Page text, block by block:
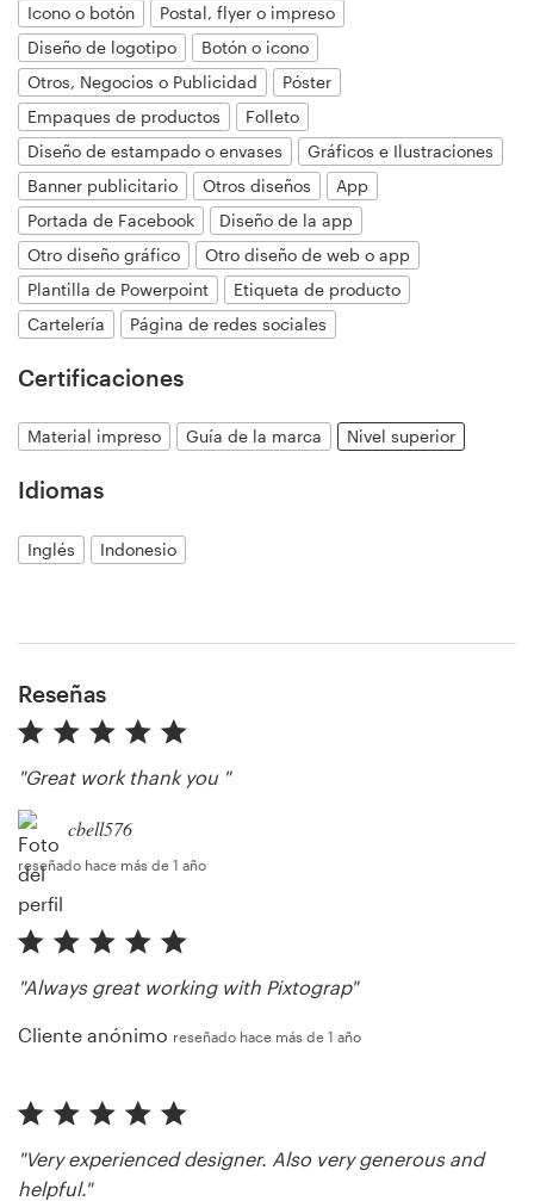
Icono o botón
Postal, flyer o impreso
Diseño de logotipo
Botón o icono
Otros, Negocios o Publicidad
Póster
Empaques de productos
Folleto
Diseño de estampado o envases
Gráficos e Ilustraciones
Banner publicitario
Otros diseños
App
Portada de Facebook
Diseño de la app
Otro diseño gráfico
Otro diseño de web o app
Plantilla de Powerpoint
Etiqueta de producto
Cartelería
Página de redes sociales
Certificaciones
Material impreso Guía de la marca Nivel superior
Idiomas
Inglés Indonesio
Reseñas
"Great work thank you "
cbell576
reseñado hace más de 1 año
"Always great working with Pixtograp"
Cliente anónimo reseñado hace más de 1 año
"Very experienced designer. Also very generous and
helpful."
Guía de la marca
Explorar todas las categorías
Soporte
+49 30 568 376 73
Centro de ayuda
Recursos
Precios
Hágase diseñador